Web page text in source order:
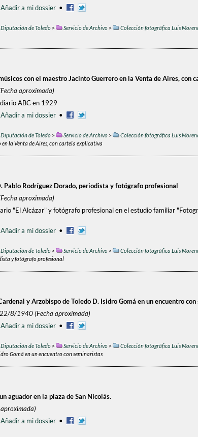
Añadir a mi dossier •
Diputación de Toledo> Servicio de Archivo> Colección fotográfica Luis
con el maestro Jacinto Guerrero en la Venta de Aires, con
aproximada)
ABC en 1929
Añadir a mi dossier •
Diputación de Toledo> Servicio de Archivo> Colección fotográfica Luis
la Venta de Aires, con cartela explicativa
Pablo Rodríguez Dorado, periodista y fotógrafo profesional
aproximada)
"El Alcázar" y fotógrafo profesional en el estudio familiar
Añadir a mi dossier •
Diputación de Toledo> Servicio de Archivo> Colección fotográfica Luis
y fotógrafo profesional
y Arzobispo de Toledo D. Isidro Gomá en un encuentro
8/1940 (Fecha aproximada)
Añadir a mi dossier •
Diputación de Toledo> Servicio de Archivo> Colección fotográfica Luis
Gomá en un encuentro con seminaristas
aguador en la plaza de San Nicolás.
Añadir a mi dossier •